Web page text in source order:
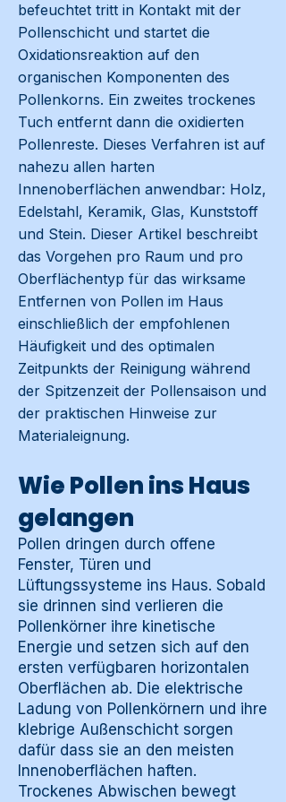
befeuchtet tritt in Kontakt mit der
Pollenschicht und startet die
Oxidationsreaktion auf den
organischen Komponenten des
Pollenkorns. Ein zweites trockenes
Tuch entfernt dann die oxidierten
Pollenreste. Dieses Verfahren ist auf
nahezu allen harten
Innenoberflächen anwendbar: Holz,
Edelstahl, Keramik, Glas, Kunststoff
und Stein. Dieser Artikel beschreibt
das Vorgehen pro Raum und pro
Oberflächentyp für das wirksame
Entfernen von Pollen im Haus
einschließlich der empfohlenen
Häufigkeit und des optimalen
Zeitpunkts der Reinigung während
der Spitzenzeit der Pollensaison und
der praktischen Hinweise zur
Materialeignung.
Wie Pollen ins Haus
gelangen
Pollen dringen durch offene
Fenster, Türen und
Lüftungssysteme ins Haus. Sobald
sie drinnen sind verlieren die
Pollenkörner ihre kinetische
Energie und setzen sich auf den
ersten verfügbaren horizontalen
Oberflächen ab. Die elektrische
Ladung von Pollenkörnern und ihre
klebrige Außenschicht sorgen
dafür dass sie an den meisten
Innenoberflächen haften.
Trockenes Abwischen bewegt